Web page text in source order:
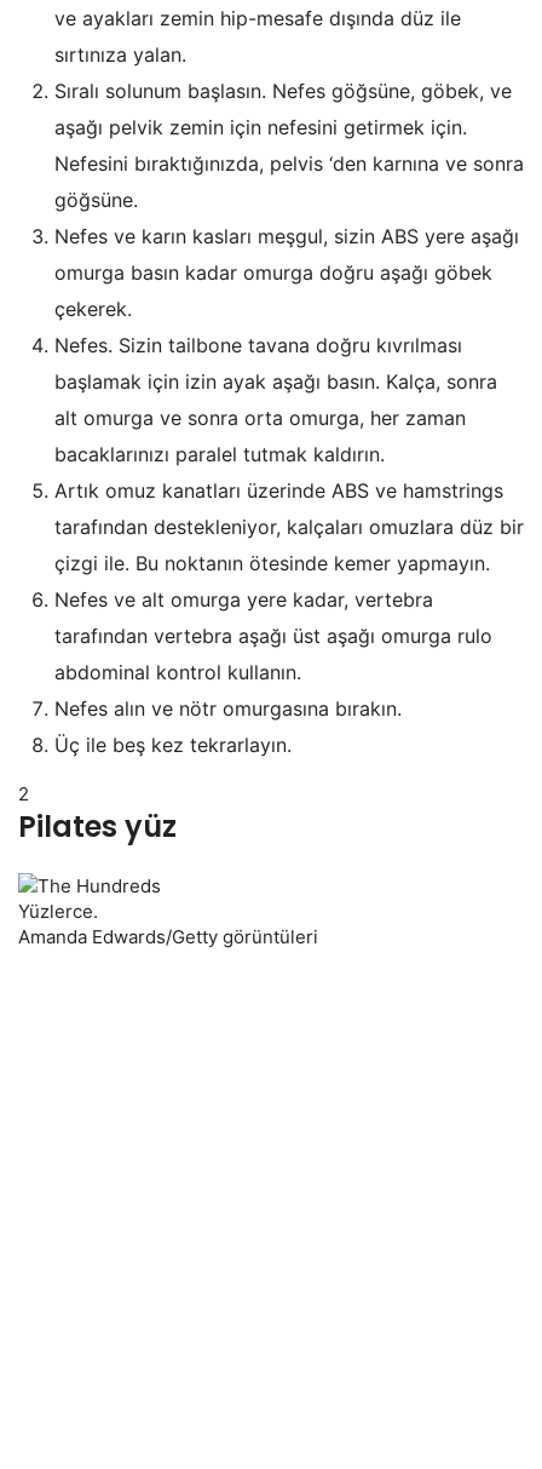
ve ayakları zemin hip-mesafe dışında düz ile
sırtınıza yalan.
Sıralı solunum başlasın. Nefes göğsüne, göbek, ve
aşağı pelvik zemin için nefesini getirmek için.
Nefesini bıraktığınızda, pelvis ‘den karnına ve sonra
göğsüne.
Nefes ve karın kasları meşgul, sizin ABS yere aşağı
omurga basın kadar omurga doğru aşağı göbek
çekerek.
Nefes. Sizin tailbone tavana doğru kıvrılması
başlamak için izin ayak aşağı basın. Kalça, sonra
alt omurga ve sonra orta omurga, her zaman
bacaklarınızı paralel tutmak kaldırın.
Artık omuz kanatları üzerinde ABS ve hamstrings
tarafından destekleniyor, kalçaları omuzlara düz bir
çizgi ile. Bu noktanın ötesinde kemer yapmayın.
Nefes ve alt omurga yere kadar, vertebra
tarafından vertebra aşağı üst aşağı omurga rulo
abdominal kontrol kullanın.
Nefes alın ve nötr omurgasına bırakın.
Üç ile beş kez tekrarlayın.
2
Pilates yüz
Yüzlerce.
Amanda Edwards/Getty görüntüleri